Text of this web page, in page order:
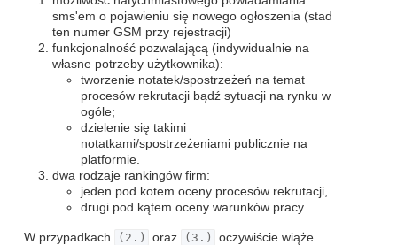
sms'em o pojawieniu się nowego ogłoszenia (stad
ten numer GSM przy rejestracji)
funkcjonalność pozwalającą (indywidualnie na
własne potrzeby użytkownika):
tworzenie notatek/spostrzeżeń na temat
procesów rekrutacji bądź sytuacji na rynku w
ogóle;
dzielenie się takimi
notatkami/spostrzeżeniami publicznie na
platformie.
dwa rodzaje rankingów firm:
jeden pod kotem oceny procesów rekrutacji,
drugi pod kątem oceny warunków pracy.
W przypadkach (2.) oraz (3.)
oczywiście wiąże